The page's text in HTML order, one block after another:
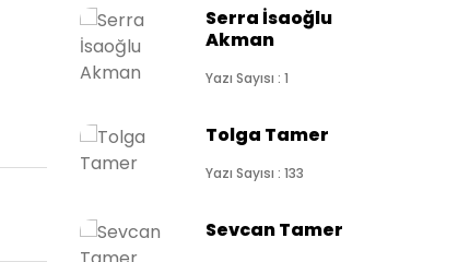
Serra İsaoğlu
Akman
Yazı Sayısı : 1
Tolga Tamer
Yazı Sayısı : 133
Sevcan Tamer